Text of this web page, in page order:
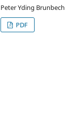
Peter Yding Brunbech
PDF